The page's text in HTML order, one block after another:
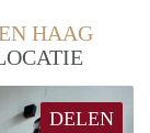
HAAG
DELEN